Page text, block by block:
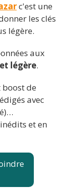
c'est une
les clés
légère.
aux
légère.
boost de
avec
et en